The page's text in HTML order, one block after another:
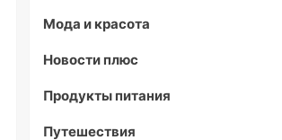
Мода и красота
Новости плюс
Продукты питания
Путешествия